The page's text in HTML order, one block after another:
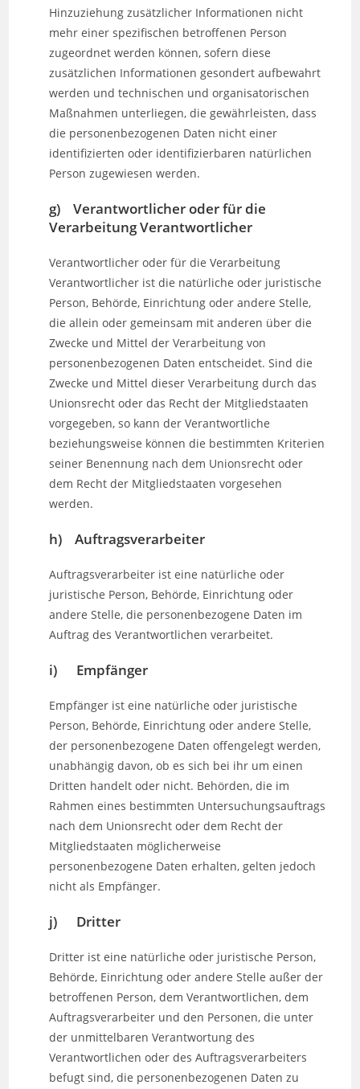
Hinzuziehung zusätzlicher Informationen nicht
mehr einer spezifischen betroffenen Person
zugeordnet werden können, sofern diese
zusätzlichen Informationen gesondert aufbewahrt
werden und technischen und organisatorischen
Maßnahmen unterliegen, die gewährleisten, dass
die personenbezogenen Daten nicht einer
identifizierten oder identifizierbaren natürlichen
Person zugewiesen werden.
g) Verantwortlicher oder für die
Verarbeitung Verantwortlicher
Verantwortlicher oder für die Verarbeitung
Verantwortlicher ist die natürliche oder juristische
Person, Behörde, Einrichtung oder andere Stelle,
die allein oder gemeinsam mit anderen über die
Zwecke und Mittel der Verarbeitung von
personenbezogenen Daten entscheidet. Sind die
Zwecke und Mittel dieser Verarbeitung durch das
Unionsrecht oder das Recht der Mitgliedstaaten
vorgegeben, so kann der Verantwortliche
beziehungsweise können die bestimmten Kriterien
seiner Benennung nach dem Unionsrecht oder
dem Recht der Mitgliedstaaten vorgesehen
werden.
h) Auftragsverarbeiter
Auftragsverarbeiter ist eine natürliche oder
juristische Person, Behörde, Einrichtung oder
andere Stelle, die personenbezogene Daten im
Auftrag des Verantwortlichen verarbeitet.
i) Empfänger
Empfänger ist eine natürliche oder juristische
Person, Behörde, Einrichtung oder andere Stelle,
der personenbezogene Daten offengelegt werden,
unabhängig davon, ob es sich bei ihr um einen
Dritten handelt oder nicht. Behörden, die im
Rahmen eines bestimmten Untersuchungsauftrags
nach dem Unionsrecht oder dem Recht der
Mitgliedstaaten möglicherweise
personenbezogene Daten erhalten, gelten jedoch
nicht als Empfänger.
j) Dritter
Dritter ist eine natürliche oder juristische Person,
Behörde, Einrichtung oder andere Stelle außer der
betroffenen Person, dem Verantwortlichen, dem
Auftragsverarbeiter und den Personen, die unter
der unmittelbaren Verantwortung des
Verantwortlichen oder des Auftragsverarbeiters
befugt sind, die personenbezogenen Daten zu